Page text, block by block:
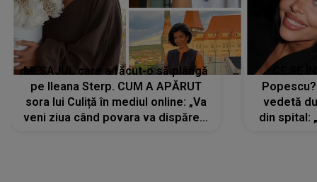
MESAJUL care a făcut-o să plângă
pe Ileana Sterp. CUM A APĂRUT
sora lui Culiță în mediul online: „Va
veni ziua când povara va dispărea,
vedetă
din spital: